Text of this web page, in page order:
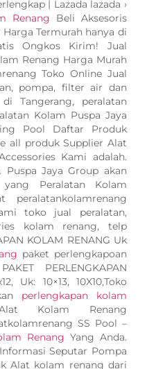
| Lazada lazada ›
Renang Beli Aksesoris
Harga Termurah hanya di
Ongkos Kirim! Jual
Renang Harga Murah
Toko Online Jual
pompa, filter air dan
Tangerang, peralatan
Kolam Puspa Jaya
Pool Daftar Produk
all produk Supplier Alat
Kami adalah.
Puspa Jaya Group akan
Peralatan Kolam
peralatankolamrenang
toko jual peralatan,
kolam renang, telp
KOLAM RENANG Uk
paket perlengkapoan
PERLENGKAPAN
Uk: 10×13, 10X10,Toko
perlengkapan kolam
Kolam Renang
SS Pool –
Renang Yang Anda.
Seputar Pompa
Alat kolam renang dari